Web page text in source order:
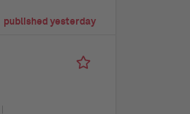
published yesterday